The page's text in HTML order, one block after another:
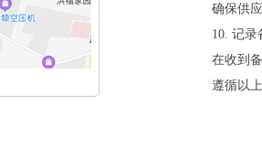
确保供
10. 记录
在收到
遵循以